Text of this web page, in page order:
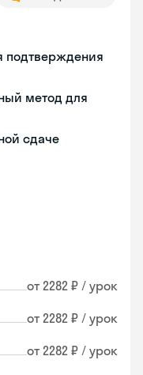
подтверждения
метод для
сдаче
от 2282 ₽ / урок
от 2282 ₽ / урок
от 2282 ₽ / урок